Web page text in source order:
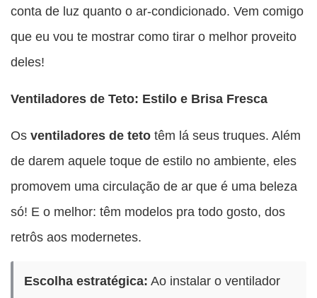
conta de luz quanto o ar-condicionado. Vem comigo
que eu vou te mostrar como tirar o melhor proveito
deles!
Ventiladores de Teto: Estilo e Brisa Fresca
Os ventiladores de teto têm lá seus truques. Além
de darem aquele toque de estilo no ambiente, eles
promovem uma circulação de ar que é uma beleza
só! E o melhor: têm modelos pra todo gosto, dos
retrôs aos modernetes.
Escolha estratégica: Ao instalar o ventilador